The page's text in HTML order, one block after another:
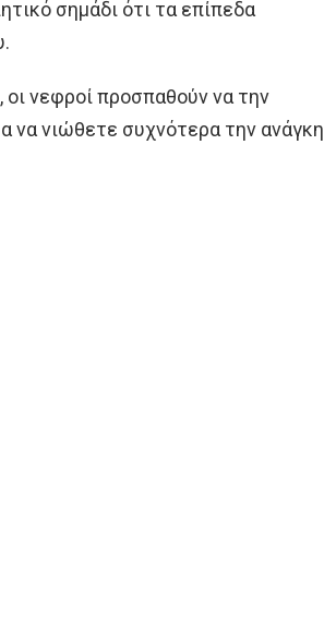
σημάδι ότι τα επίπεδα
οι νεφροί προσπαθούν να την
νιώθετε συχνότερα την ανάγκη